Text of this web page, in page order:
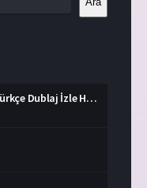
Alita Savaş Meleği 2 Türkçe Dublaj İzle HD Film